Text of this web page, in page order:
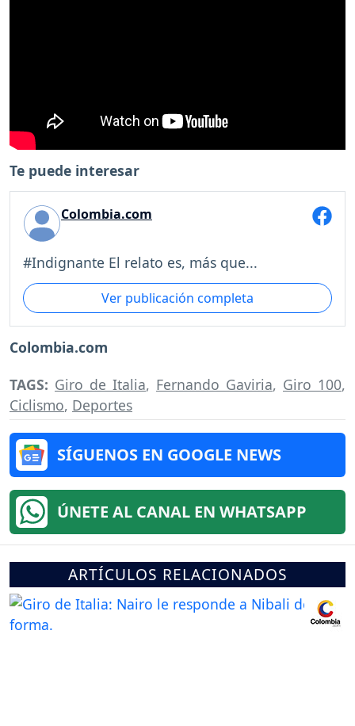
Te puede interesar
Colombia.com
#Indignante El relato es, más que...
Ver publicación completa
Colombia.com
TAGS: Giro de Italia, Fernando Gaviria, Giro 100,
Ciclismo, Deportes
SÍGUENOS EN GOOGLE NEWS
ÚNETE AL CANAL EN WHATSAPP
ARTÍCULOS RELACIONADOS